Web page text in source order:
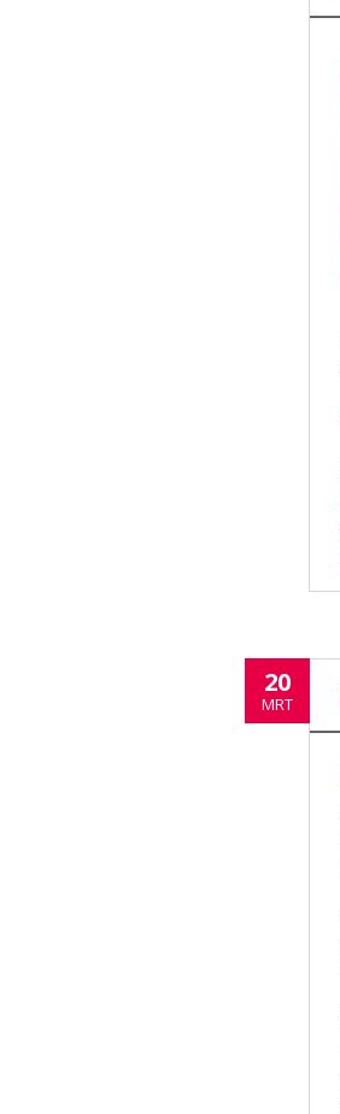
20
MRT